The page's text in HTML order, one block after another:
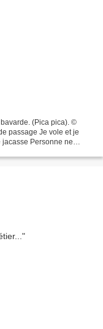
(Pica pica). ©
passage Je vole et je
Personne ne